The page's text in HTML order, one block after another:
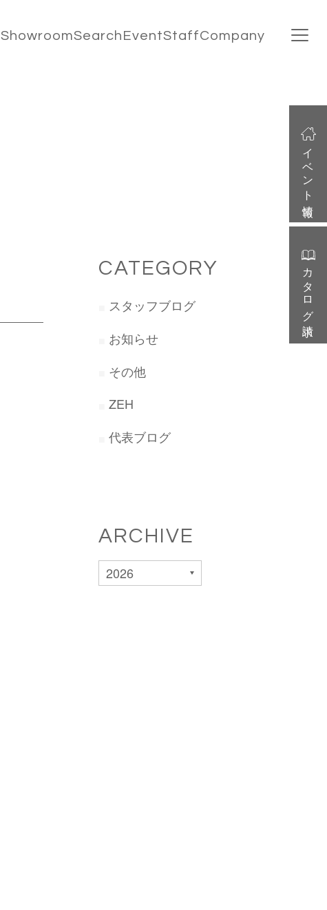
ShowroomSearch EventStaffCompany
CATEGORY
スタッフブログ
お知らせ
その他
ZEH
代表ブログ
ARCHIVE
2026
イベント情報
カタログ請求